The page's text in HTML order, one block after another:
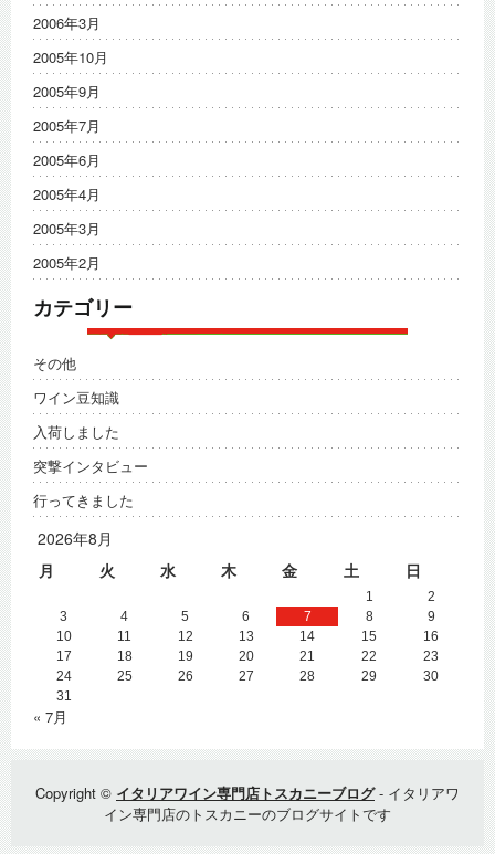
2006年3月
2005年10月
2005年9月
2005年7月
2005年6月
2005年4月
2005年3月
2005年2月
カテゴリー
その他
ワイン豆知識
入荷しました
突撃インタビュー
行ってきました
2026年8月
月
火 水 木 金 土 日
1
2
3
4 5 6 7 8
9
10
11 12 13 14 15
16
17
18 19 20 21 22
23
24
25 26 27 28 29
30
31
« 7月
Copyright © イタリアワイン専門店トスカニーブログ- イタリアワ
イン専門店のトスカニーのブログサイトです